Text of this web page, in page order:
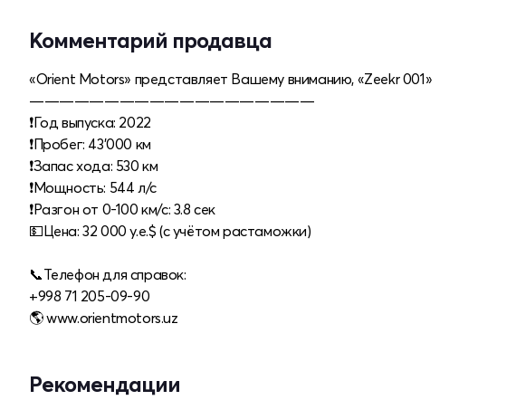
Комментарий продавца
«Orient Motors» представляет Вашему вниманию, «Zeekr 001»
———————————————————
❗️Год выпуска: 2022
❗️Пробег: 43'000 км
❗️Запас хода: 530 км
❗️Мощность: 544 л/с
❗️Разгон от 0-100 км/с: 3.8 сек
💵Цена: 32 000 у.е.$ (с учётом растаможки)
📞Телефон для справок:
+998 71 205-09-90
🌎 www.orientmotors.uz
Рекомендации